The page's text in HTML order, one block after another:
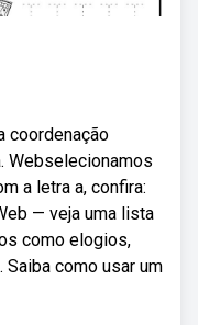
coordenação
Webselecionamos
a letra a, confira:
— veja uma lista
como elogios,
como usar um